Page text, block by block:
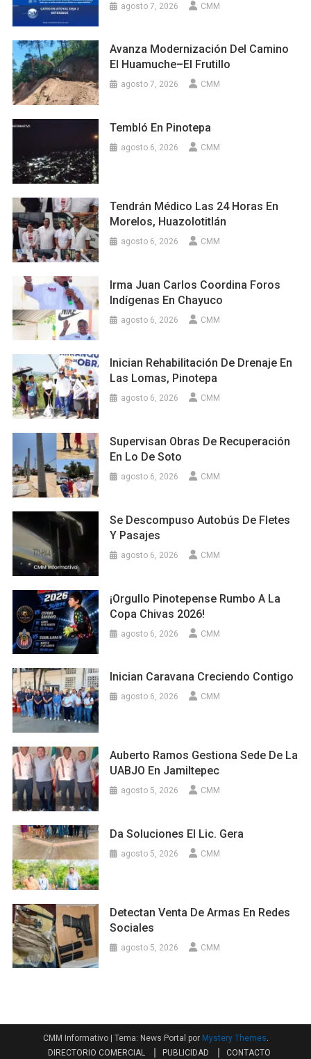
agosto 7, 2026 CMM
Avanza Modernización Del Camino
El Huamuche–El Frutillo
agosto 7, 2026 CMM
Tembló En Pinotepa
agosto 6, 2026 CMM
Tendrán Médico Las 24 Horas En
Morelos, Huazolotitlán
agosto 6, 2026 CMM
Irma Juan Carlos Coordina Foros
Indígenas En Chayuco
agosto 6, 2026 CMM
Inician Rehabilitación De Drenaje En
Las Lomas, Pinotepa
agosto 6, 2026 CMM
Supervisan Obras De Recuperación
En Lo De Soto
agosto 6, 2026 CMM
Se Descompuso Autobús De Fletes
Y Pasajes
agosto 6, 2026 CMM
¡Orgullo Pinotepense Rumbo A La
Copa Chivas 2026!
agosto 6, 2026 CMM
Inician Caravana Creciendo Contigo
agosto 6, 2026 CMM
Auberto Ramos Gestiona Sede De La
UABJO En Jamiltepec
agosto 5, 2026 CMM
Da Soluciones El Lic. Gera
agosto 5, 2026 CMM
Detectan Venta De Armas En Redes
Sociales
agosto 5, 2026 CMM
CMM Informativo Tema: News Portal por Mystery Themes.
DIRECTORIO COMERCIAL
PUBLICIDAD CONTACTO